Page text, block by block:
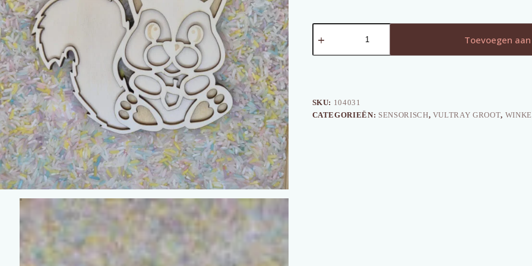
Vultray
Eekhoorn
Toevoegen
SKU: 104031
CATEGORIEËN: SENSORISCH, VULTRAY GROOT,